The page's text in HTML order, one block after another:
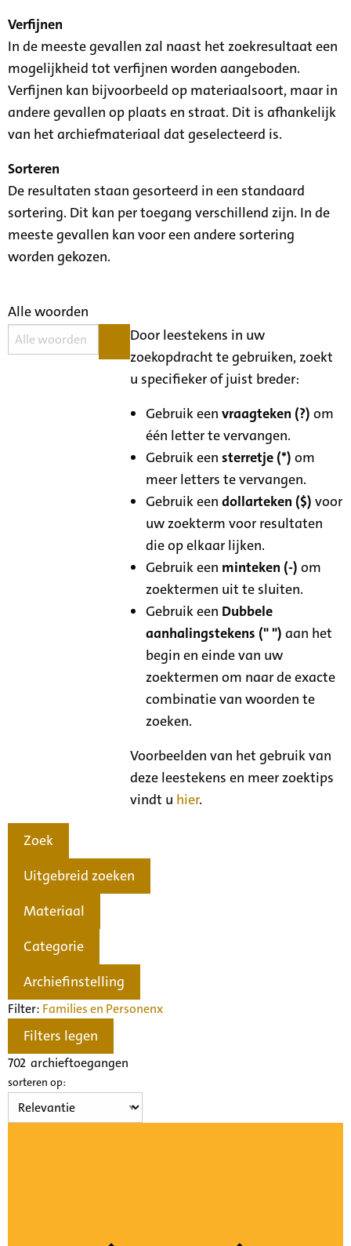
Verfijnen
In de meeste gevallen zal naast het zoekresultaat een
mogelijkheid tot verfijnen worden aangeboden.
Verfijnen kan bijvoorbeeld op materiaalsoort, maar in
andere gevallen op plaats en straat. Dit is afhankelijk
van het archiefmateriaal dat geselecteerd is.
Sorteren
De resultaten staan gesorteerd in een standaard
sortering. Dit kan per toegang verschillend zijn. In de
meeste gevallen kan voor een andere sortering
worden gekozen.
Alle woorden
Door leestekens in uw
zoekopdracht te gebruiken, zoekt
u specifieker of juist breder:
Gebruik eenvraagteken (?) om
één letter te vervangen.
Gebruik eensterretje (*) om
meer letters te vervangen.
Gebruik eendollarteken ($) voor
uw zoekterm voor resultaten
die op elkaar lijken.
Gebruik een minteken (-) om
zoektermen uit te sluiten.
Gebruik een Dubbele
aanhalingstekens (" ") aan het
begin en einde van uw
zoektermen om naar de exacte
combinatie van woorden te
zoeken.
Voorbeelden van het gebruik van
deze leestekens en meer zoektips
vindt u hier.
Zoek
Uitgebreid zoeken
Materiaal
Categorie
Archiefinstelling
Filter: Families en Personenx
Filters legen
702 archieftoegangen
sorteren op: